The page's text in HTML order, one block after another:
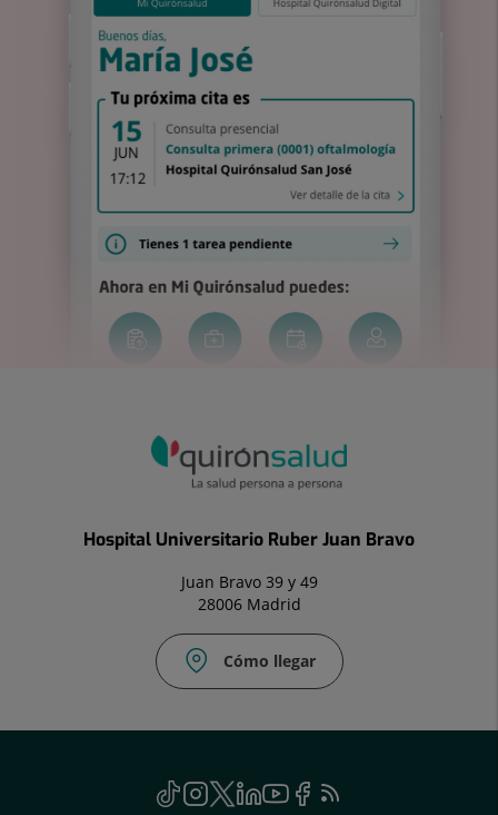
Hospital Universitario Ruber Juan Bravo
Juan Bravo 39 y 49
28006 Madrid
Cómo llegar
TikTok
EsteInstagram
EsteTwitter
EnlaceLinkedin
EsteYoutube
EsteFacebook
Enlace
Feed
Este